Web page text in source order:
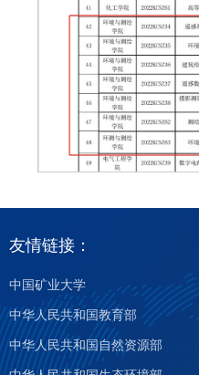
友情链接：
中国矿业大学
中华人民共和国教育部
中华人民共和国自然资源部